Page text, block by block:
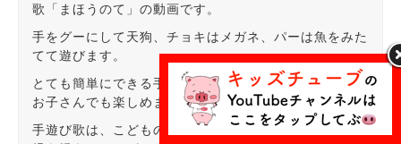
歌「まほうのて」の動画です。
手をグーにして天狗、チョキはメガネ、パーは魚をみた
てて遊びます。
とても簡単にできる手遊びで歌も覚えやすいので小さい
お子さんでも楽しめますよ。
手遊び歌は、こどもの脳を発達させ、リズム感や反射神